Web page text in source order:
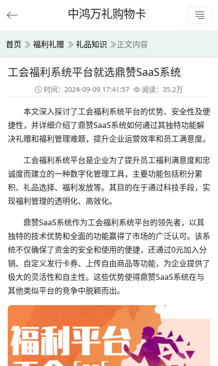
中鸿万礼购物卡
首页 福利礼赠 礼品知识 正文内容
工会福利系统平台就选鼎赞SaaS系统
时间：2024-09-09 17:41:57 阅读：35.2万
本文深入探讨了工会福利系统平台的优势、安全性及便
捷性，并详细介绍了鼎赞SaaS系统如何通过其独特功能解
决礼赠和福利管理难题，提升企业运营效率和员工满意度。
工会福利系统平台是企业为了提升员工福利满意度和忠
诚度而建立的一种数字化管理工具，主要功能包括积分累
积、礼品选择、福利发放等。其目的在于通过科技手段，实
现福利管理的透明化、高效化。
鼎赞SaaS系统作为工会福利系统平台的领先者，以其
独特的技术优势和全面的功能赢得了市场的广泛认可。该系
统不仅确保了资金的安全和使用的便捷，还通过0元加入分
销、自定义发行卡券、上传自由商品等功能，为企业提供了
极大的灵活性和自主性。这些优势使得鼎赞SaaS系统在与
其他类似平台的竞争中脱颖而出。